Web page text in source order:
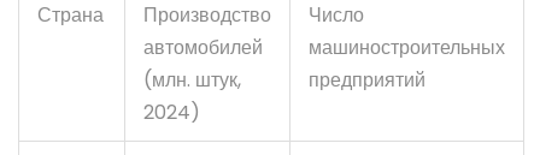
Страна
Производство
автомобилей
(млн. штук,
2024)
Число
машиностроительных
предприятий